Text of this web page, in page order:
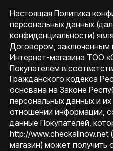
Настоящая Политика
персональных данных
конфиденциальности)
Договором, заключенным
Интернет-магазина TOO
Покупателем в
Гражданского кодекса
основана на Законе
персональных данных и
отношении информации,
данные Покупателей,
http://www.checkallnow.net
магазин) может получить